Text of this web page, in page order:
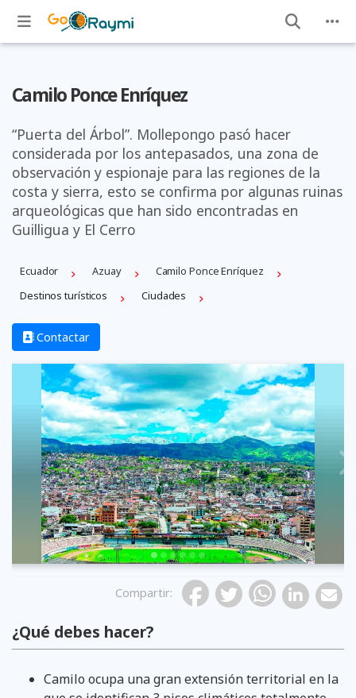
Camilo Ponce Enríquez
“Puerta del Árbol”. Mollepongo pasó hacer
considerada por los antepasados, una zona de
observación y espionaje para las regiones de la
costa y sierra, esto se confirma por algunas ruinas
arqueológicas que han sido encontradas en
Guilligua y El Cerro
Ecuador Azuay
Camilo Ponce Enrí­quez
Destinos turísticos
Ciudades
Contactar
Previous
Compartir:
¿Qué debes hacer?
Camilo ocupa una gran extensión territorial en la